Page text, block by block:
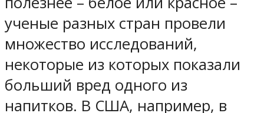
ученые разных стран провели
множество исследований,
некоторые из которых показали
больший вред одного из
напитков. В США, например, в